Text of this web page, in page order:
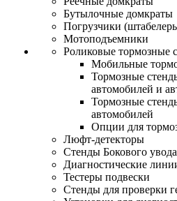
Бутылочные домкраты
Погрузчики
Мотоподъемники
Роликовые тормозные
Мобильные
Тормозные
автомобилей и
Тормозные
автомобилей
Опции для
Люфт-детекторы
Стенды Бокового увода
Диагностические
Тестеры подвески
Стенды для проверки